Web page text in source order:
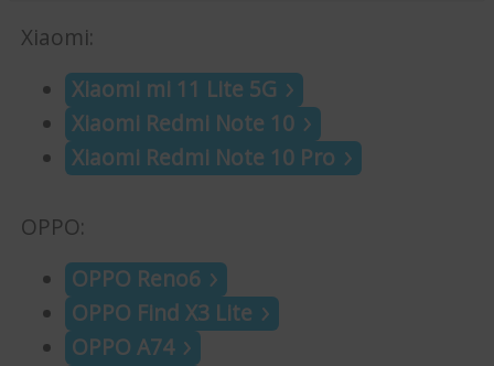
Xiaomi:
Xiaomi mi 11 Lite 5G
Xiaomi Redmi Note 10
Xiaomi Redmi Note 10 Pro
OPPO:
OPPO Reno6
OPPO Find X3 Lite
OPPO A74